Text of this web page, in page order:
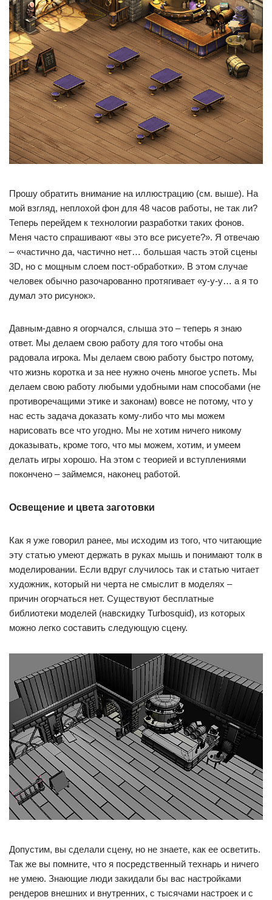
Прошу обратить внимание на иллюстрацию (см. выше). На
мой взгляд, неплохой фон для 48 часов работы, не так ли?
Теперь перейдем к технологии разработки таких фонов.
Меня часто спрашивают «вы это все рисуете?». Я отвечаю
– «частично да, частично нет… большая часть этой сцены
3D, но с мощным слоем пост-обработки». В этом случае
человек обычно разочарованно протягивает «у-у-у… а я то
думал это рисунок».
Давным-давно я огорчался, слыша это – теперь я знаю
ответ. Мы делаем свою работу для того чтобы она
радовала игрока. Мы делаем свою работу быстро потому,
что жизнь коротка и за нее нужно очень многое успеть. Мы
делаем свою работу любыми удобными нам способами (не
противоречащими этике и законам) вовсе не потому, что у
нас есть задача доказать кому-либо что мы можем
нарисовать все что угодно. Мы не хотим ничего никому
доказывать, кроме того, что мы можем, хотим, и умеем
делать игры хорошо. На этом с теорией и вступлениями
покончено – займемся, наконец работой.
Освещение и цвета заготовки
Как я уже говорил ранее, мы исходим из того, что читающие
эту статью умеют держать в руках мышь и понимают толк в
моделировании. Если вдруг случилось так и статью читает
художник, который ни черта не смыслит в моделях –
причин огорчаться нет. Существуют бесплатные
библиотеки моделей (навскидку Turbosquid), из которых
можно легко составить следующую сцену.
Допустим, вы сделали сцену, но не знаете, как ее осветить.
Так же вы помните, что я посредственный технарь и ничего
не умею. Знающие люди закидали бы вас настройками
рендеров внешних и внутренних, с тысячами настроек и с